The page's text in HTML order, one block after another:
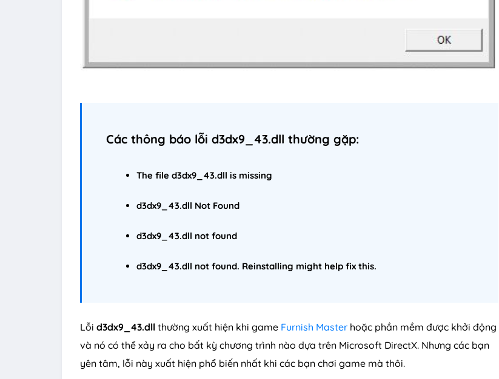
Các thông báo lỗi d3dx9_43.dll thường gặp:
The file d3dx9_43.dll is missing
d3dx9_43.dll Not Found
d3dx9_43.dll not found
d3dx9_43.dll not found. Reinstalling might help fix this.
Lỗi d3dx9_43.dll thường xuất hiện khi game Furnish Master hoặc phần mềm được khởi động
và nó có thể xảy ra cho bất kỳ chương trình nào dựa trên Microsoft DirectX. Nhưng các bạn
yên tâm, lỗi này xuất hiện phổ biến nhất khi các bạn chơi game mà thôi.